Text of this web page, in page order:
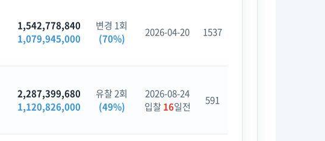
1,542,778,840
1,079,945,000
변경 1회
(70%)
2026-04-20 1537
2,287,399,680
1,120,826,000
유찰 2회
(49%)
2026-08-24
입찰16일전 591